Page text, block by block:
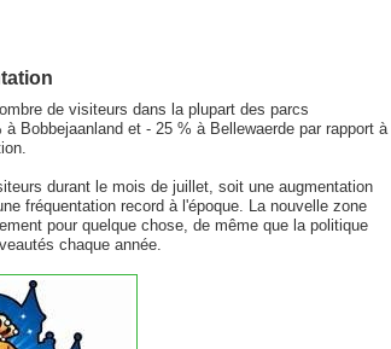
de visiteurs dans la plupart des parcs
Bobbejaanland et - 25 % à Bellewaerde par rapport à
durant le mois de juillet, soit une augmentation
fréquentation record à l'époque. La nouvelle zone
pour quelque chose, de même que la politique
chaque année.